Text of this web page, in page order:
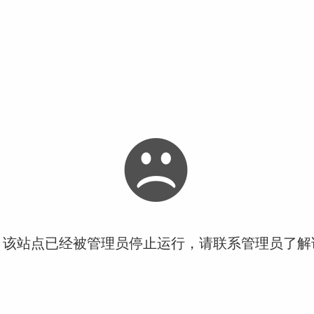
站点已经被管理员停止运行，请联系管理员了